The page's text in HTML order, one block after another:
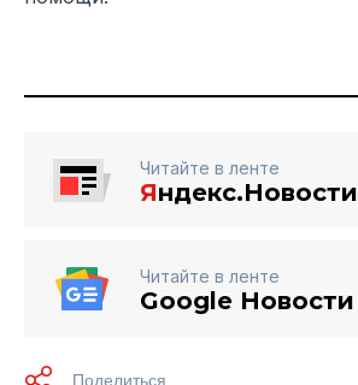
Читайте в ленте
Яндекс.Новости
Читайте в ленте
Google Новости